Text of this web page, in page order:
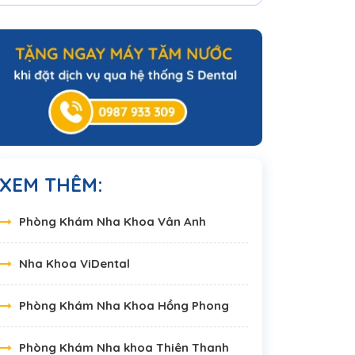
XEM THÊM:
Phòng Khám Nha Khoa Vân Anh
Nha Khoa ViDental
Phòng Khám Nha Khoa Hồng Phong
Phòng Khám Nha khoa Thiên Thanh